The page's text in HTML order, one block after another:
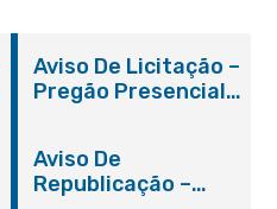
Aviso De Licitação –
Pregão Presencial
Aviso De
Republicação –